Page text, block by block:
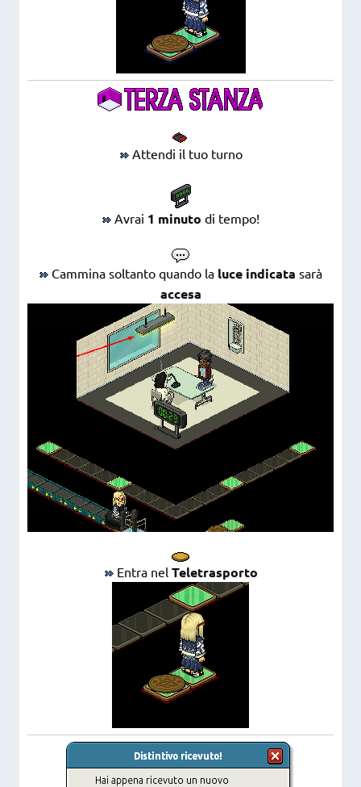
Attendi il tuo turno
Avrai 1 minuto di tempo!
Cammina soltanto quando la luce indicata sarà
accesa
Entra nel Teletrasporto